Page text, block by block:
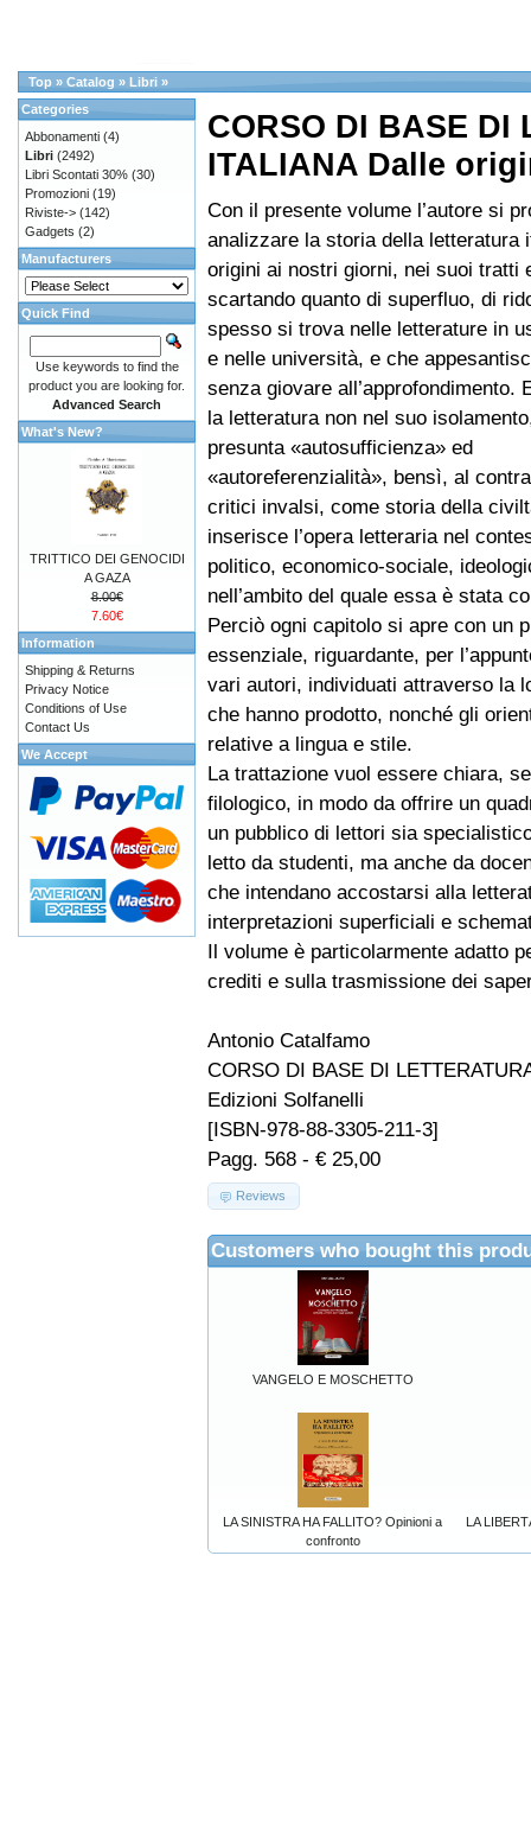
Top » Catalog » Libri »
CORSO DI BASE DI
ITALIANA Dalle
Con il presente volume l’autore si
analizzare la storia della letteratura
origini ai nostri giorni, nei suoi tratti
scartando quanto di superfluo, di
spesso si trova nelle letterature in
e nelle università, e che
senza giovare all’approfondimento.
la letteratura non nel suo
presunta «autosufficienza» ed
«autoreferenzialità», bensì, al
critici invalsi, come storia della
inserisce l’opera letteraria nel
politico, economico-sociale,
nell’ambito del quale essa è stata
Perciò ogni capitolo si apre con un
essenziale, riguardante, per
vari autori, individuati attraverso la
che hanno prodotto, nonché gli
relative a lingua e stile.
La trattazione vuol essere chiara,
filologico, in modo da offrire un
un pubblico di lettori sia
letto da studenti, ma anche da
che intendano accostarsi alla
interpretazioni superficiali e
Il volume è particolarmente adatto
crediti e sulla trasmissione dei
Antonio Catalfamo
CORSO DI BASE DI
Edizioni Solfanelli
[ISBN-978-88-3305-211-3]
Pagg. 568 - € 25,00
Reviews
Customers who bought this
VANGELO E MOSCHETTO
LA SINISTRA HA FALLITO? Opinioni a
confronto
LA
Categories
Abbonamenti (4)
Libri (2492)
Libri Scontati 30% (30)
Promozioni (19)
Riviste-> (142)
Gadgets (2)
Manufacturers
Quick Find
Use keywords to find the
product you are looking for.
Advanced Search
What's New?
TRITTICO DEI GENOCIDI
A GAZA
8.00€
7.60€
Information
Shipping & Returns
Privacy Notice
Conditions of Use
Contact Us
We Accept